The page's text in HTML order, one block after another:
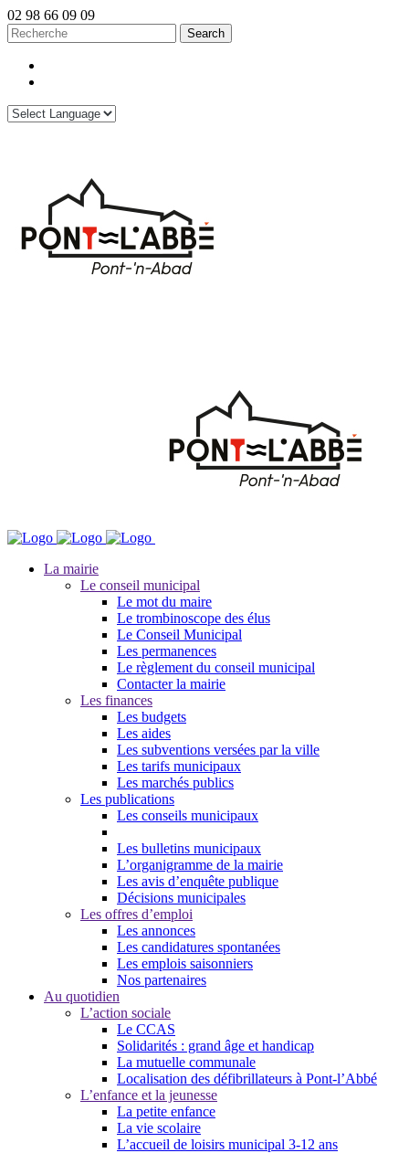
02 98 66 09 09
La mairie
Le conseil municipal
Le mot du maire
Le trombinoscope des élus
Le Conseil Municipal
Les permanences
Le règlement du conseil municipal
Contacter la mairie
Les finances
Les budgets
Les aides
Les subventions versées par la ville
Les tarifs municipaux
Les marchés publics
Les publications
Les conseils municipaux
Les bulletins municipaux
L’organigramme de la mairie
Les avis d’enquête publique
Décisions municipales
Les offres d’emploi
Les annonces
Les candidatures spontanées
Les emplois saisonniers
Nos partenaires
Au quotidien
L’action sociale
Le CCAS
Solidarités : grand âge et handicap
La mutuelle communale
Localisation des défibrillateurs à Pont-l’Abbé
L’enfance et la jeunesse
La petite enfance
La vie scolaire
L’accueil de loisirs municipal 3-12 ans